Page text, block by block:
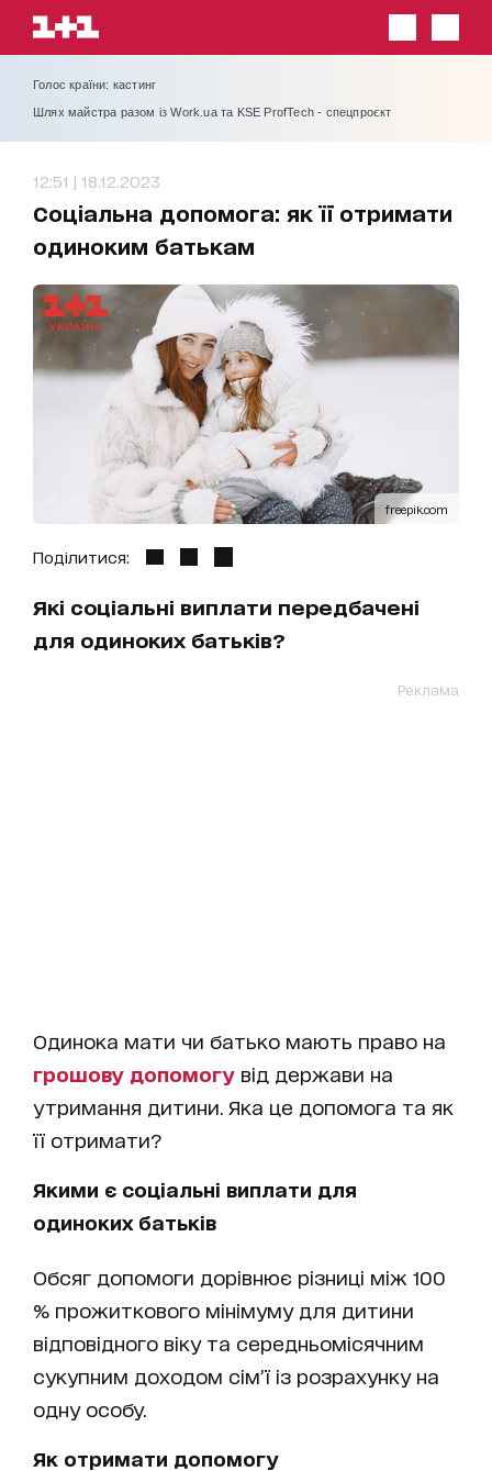
Голос країни: кастинг
Шлях майстра разом із Work.ua та KSE ProfTech - спецпроєкт
12:51 | 18.12.2023
Соціальна допомога: як її отримати
одиноким батькам
freepik.com
Поділитися:
Які соціальні виплати передбачені
для одиноких батьків?
Реклама
Одинока мати чи батько мають право на
грошову допомогу від держави на
утримання дитини. Яка це допомога та як
її отримати?
Якими є соціальні виплати для
одиноких батьків
Обсяг допомоги дорівнює різниці між 100
% прожиткового мінімуму для дитини
відповідного віку та середньомісячним
сукупним доходом сім’ї із розрахунку на
одну особу.
Як отримати допомогу